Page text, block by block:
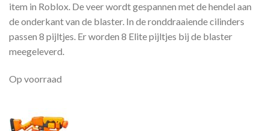
item in Roblox. De veer wordt gespannen met de hendel aan
de onderkant van de blaster. In de ronddraaiende cilinders
passen 8 pijltjes. Er worden 8 Elite pijltjes bij de blaster
meegeleverd.
Op voorraad